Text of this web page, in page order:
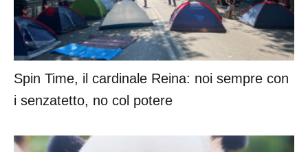
Spin Time, il cardinale Reina: noi sempre con
i senzatetto, no col potere